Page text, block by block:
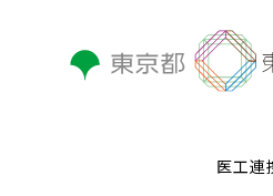
医工連